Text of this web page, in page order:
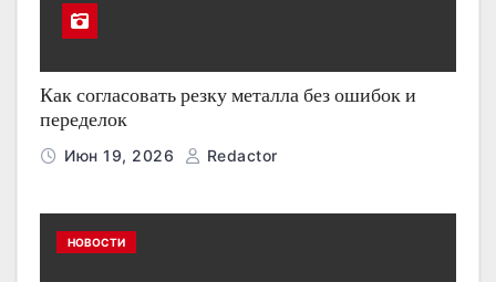
Как согласовать резку металла без ошибок и
переделок
Июн 19, 2026 Redactor
НОВОСТИ